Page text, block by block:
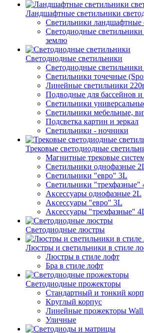
Ландшафтные светильники
Светильники ландшафтные
Светодиодные светильники
землю
Светодиодные светильники
Светодиодные
Светильники точечные
Линейные светильники
Подводные для бассейнов и
Светильники
Светильники мебельные,
Подсветка картин и зеркал
Светильники - ночники
Трековые светодиодные
Магнитные трековые
Светильники однофазные
Светильники "евро" 3L
Светильники "трехфазные"
Аксессуары однофазные 2L
Аксессуары "евро" 3L
Аксессуары "трехфазные"
Светодиодные люстры
Люстры и светильники в стиле
Люстры в стиле лофт
Бра в стиле лофт
Светодиодные прожекторы
Стандартный и тонкий
Круглый корпус
Линейные прожекторы Wall
Уличные